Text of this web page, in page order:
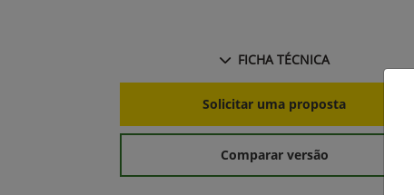
FICHA TÉCNICA
Solicitar uma proposta
Comparar versão